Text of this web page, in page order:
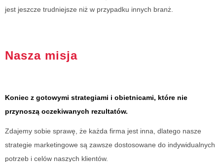
jest jeszcze trudniejsze niż w przypadku innych branż.
Nasza misja
Koniec z gotowymi strategiami i obietnicami, które nie
przynoszą oczekiwanych rezultatów.
Zdajemy sobie sprawę, że każda firma jest inna, dlatego nasze
strategie marketingowe są zawsze dostosowane do indywidualnych
potrzeb i celów naszych klientów.